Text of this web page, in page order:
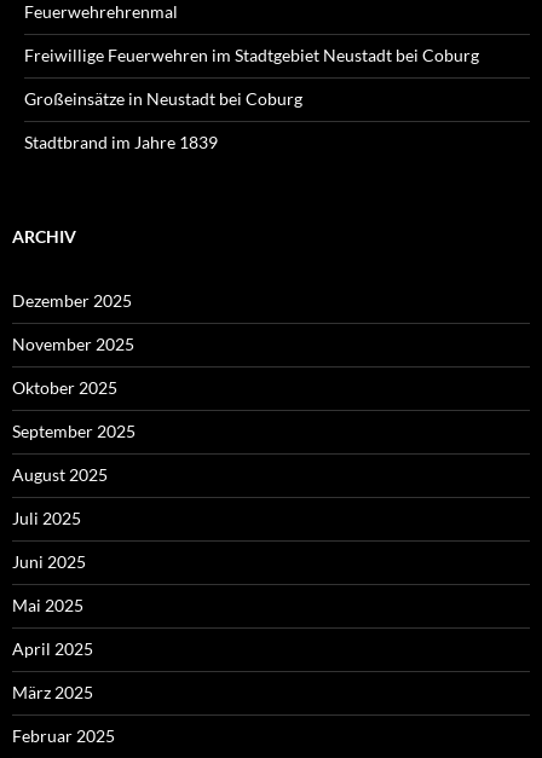
Feuerwehrehrenmal
Freiwillige Feuerwehren im Stadtgebiet Neustadt bei Coburg
Großeinsätze in Neustadt bei Coburg
Stadtbrand im Jahre 1839
ARCHIV
Dezember 2025
November 2025
Oktober 2025
September 2025
August 2025
Juli 2025
Juni 2025
Mai 2025
April 2025
März 2025
Februar 2025